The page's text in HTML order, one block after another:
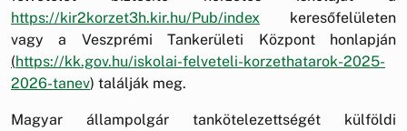
https://kir2korzet3h.kir.hu/Pub/index keresőfelületen
vagy a Veszprémi Tankerületi Központ honlapján
(https://kk.gov.hu/iskolai-felveteli-korzethatarok-2025-
2026-tanev) találják meg.
Magyar állampolgár tankötelezettségét külföldi